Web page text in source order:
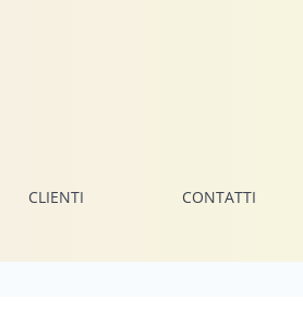
CLIENTI CONTATTI